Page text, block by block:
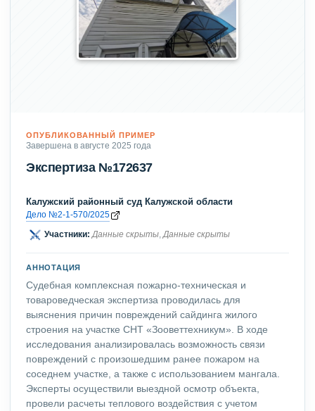
ОПУБЛИКОВАННЫЙ ПРИМЕР
Завершена в августе 2025 года
Экспертиза №172637
Калужский районный суд Калужской области
Дело №2-1-570/2025
Участники: Данные скрыты,Данные скрыты
АННОТАЦИЯ
Судебная комплексная пожарно-техническая и
товароведческая экспертиза проводилась для
выяснения причин повреждений сайдинга жилого
строения на участке СНТ «Зооветтехникум». В ходе
исследования анализировалась возможность связи
повреждений с произошедшим ранее пожаром на
соседнем участке, а также с использованием мангала.
Эксперты осуществили выездной осмотр объекта,
провели расчеты теплового воздействия с учетом